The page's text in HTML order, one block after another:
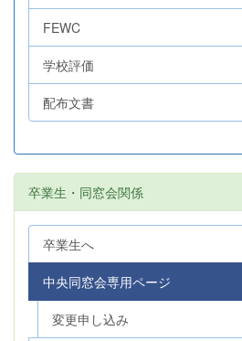
FEWC
学校評価
配布文書
卒業生・同窓会関係
卒業生へ
中央同窓会専用ページ
変更申し込み